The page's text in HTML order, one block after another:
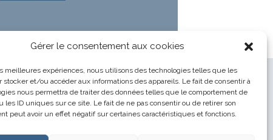
Gérer le consentement aux cookies
meilleures expériences, nous utilisons des technologies telles que les
stocker et/ou accéder aux informations des appareils. Le fait de consentir à
nous permettra de traiter des données telles que le comportement de
les ID uniques sur ce site. Le fait de ne pas consentir ou de retirer son
peut avoir un effet négatif sur certaines caractéristiques et fonctions.